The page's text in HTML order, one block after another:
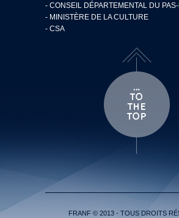
- CONSEIL DÉPARTEMENTAL DU
- MINISTÈRE DE LA CULTURE
- CSA
FRANF © 2013 - TOUS DROITS